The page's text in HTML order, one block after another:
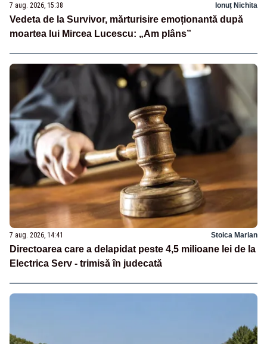
7 aug. 2026, 15:38 Ionuț Nichita
Vedeta de la Survivor, mărturisire emoționantă după
moartea lui Mircea Lucescu: „Am plâns”
7 aug. 2026, 14:41 Stoica Marian
Directoarea care a delapidat peste 4,5 milioane lei de la
Electrica Serv - trimisă în judecată